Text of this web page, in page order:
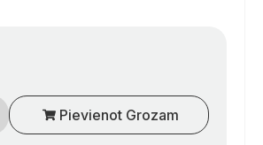
Pievienot Grozam